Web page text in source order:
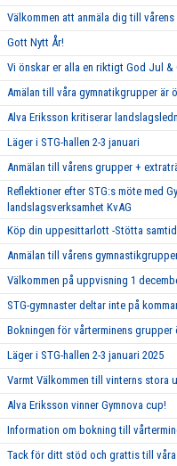
Välkommen att anmäla dig till
Gott Nytt År!
Vi önskar er alla en riktigt God Jul &
Amälan till våra gymnatikgrupper är
Alva Eriksson kritiserar
Läger i STG-hallen 2-3 januari
Anmälan till vårens grupper +
Reflektioner efter STG:s möte med
landslagsverksamhet KvAG
Köp din uppesittarlott -Stötta
Anmälan till vårens
Välkommen på uppvisning 1
STG-gymnaster deltar inte på
Bokningen för vårterminens grupper
Läger i STG-hallen 2-3 januari 2025
Varmt Välkommen till vinterns stora
Alva Eriksson vinner Gymnova cup!
Information om bokning till
Tack för ditt stöd och grattis till våra